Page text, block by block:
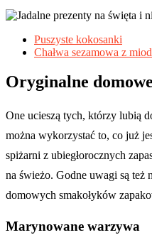
Puszyste kokosanki
Chałwa sezamowa z
Oryginalne
One ucieszą tych, którzy lubią
można wykorzystać to, co już
spiżarni z ubiegłorocznych
na świeżo. Godne uwagi są też
domowych smakołyków
Marynowane warzywa